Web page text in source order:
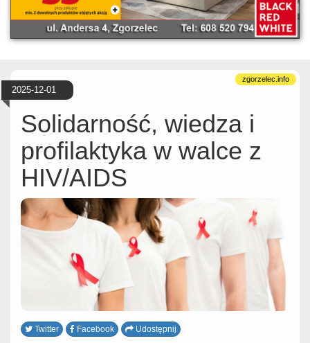
2025-12-01
Solidarność, wiedza i
profilaktyka w walce z
HIV/AIDS
Twitter Facebook Udostępnij